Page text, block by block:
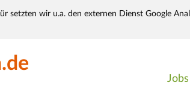
wir u.a. den externen Dienst Google
Jobs